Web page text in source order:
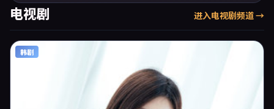
作为片单推荐、影评长文与专题策划的引用素材。
电视剧 进入电视剧频道 →
韩剧